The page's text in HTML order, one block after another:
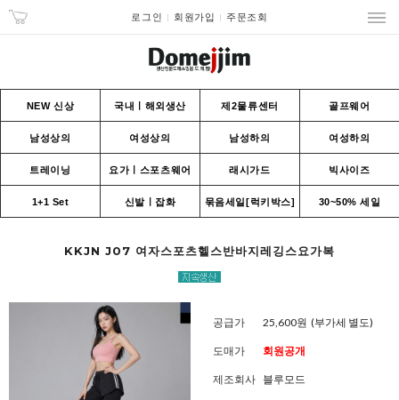
로그인 회원가입 주문조회
NEW 신상 국내ㅣ해외생산 제2물류센터 골프웨어
남성상의 여성상의 남성하의 여성하의
트레이닝 요가ㅣ스포츠웨어 래시가드 빅사이즈
1+1 Set 신발ㅣ잡화 묶음세일[럭키박스] 30~50% 세일
KKJN J07 여자스포츠헬스반바지레깅스요가복
공급가 25,600원 (부가세 별도)
도매가 회원공개
제조회사 블루모드